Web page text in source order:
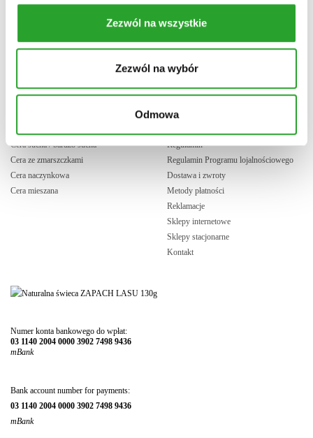
Zezwól na wszystkie
Zezwól na wybór
Odmowa
DLA w internecie
Twoje zamówienia
Program lojalnościowy
Cera sucha / bardzo sucha
Cera ze zmarszczkami
Cera naczynkowa
Cera mieszana
Regulamin
Regulamin Programu lojalnościowego
Dostawa i zwroty
Metody płatności
Reklamacje
Sklepy internetowe
Sklepy stacjonarne
Kontakt
Numer konta bankowego do wpłat:
03 1140 2004 0000 3902 7498 9436
mBank
Bank account number for payments:
03 1140 2004 0000 3902 7498 9436
mBank